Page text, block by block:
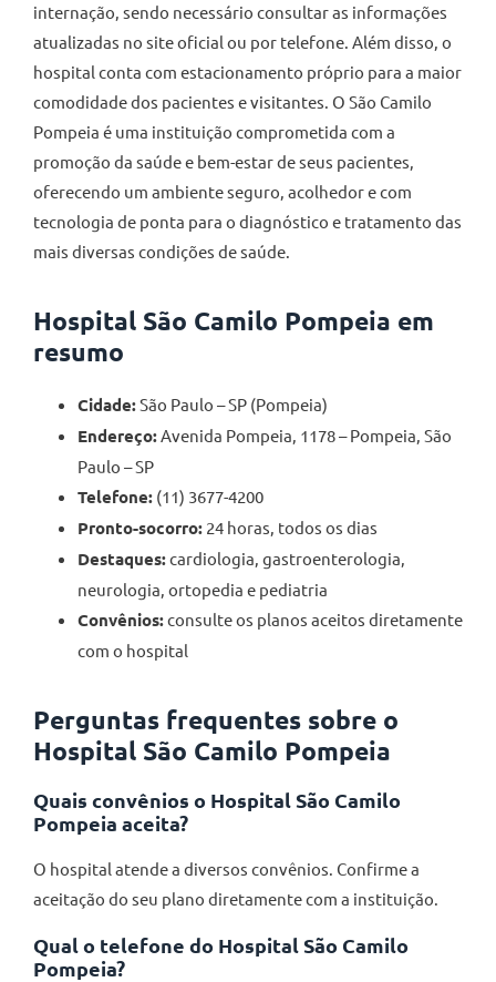
internação, sendo necessário consultar as informações
atualizadas no site oficial ou por telefone. Além disso, o
hospital conta com estacionamento próprio para a maior
comodidade dos pacientes e visitantes. O São Camilo
Pompeia é uma instituição comprometida com a
promoção da saúde e bem-estar de seus pacientes,
oferecendo um ambiente seguro, acolhedor e com
tecnologia de ponta para o diagnóstico e tratamento das
mais diversas condições de saúde.
Hospital São Camilo Pompeia em
resumo
Cidade:São Paulo – SP (Pompeia)
Endereço:Avenida Pompeia, 1178 – Pompeia, São
Paulo – SP
Telefone: (11) 3677-4200
Pronto-socorro: 24 horas, todos os dias
Destaques:cardiologia, gastroenterologia,
neurologia, ortopedia e pediatria
Convênios:consulte os planos aceitos diretamente
com o hospital
Perguntas frequentes sobre o
Hospital São Camilo Pompeia
Quais convênios o Hospital São Camilo
Pompeia aceita?
O hospital atende a diversos convênios. Confirme a
aceitação do seu plano diretamente com a instituição.
Qual o telefone do Hospital São Camilo
Pompeia?